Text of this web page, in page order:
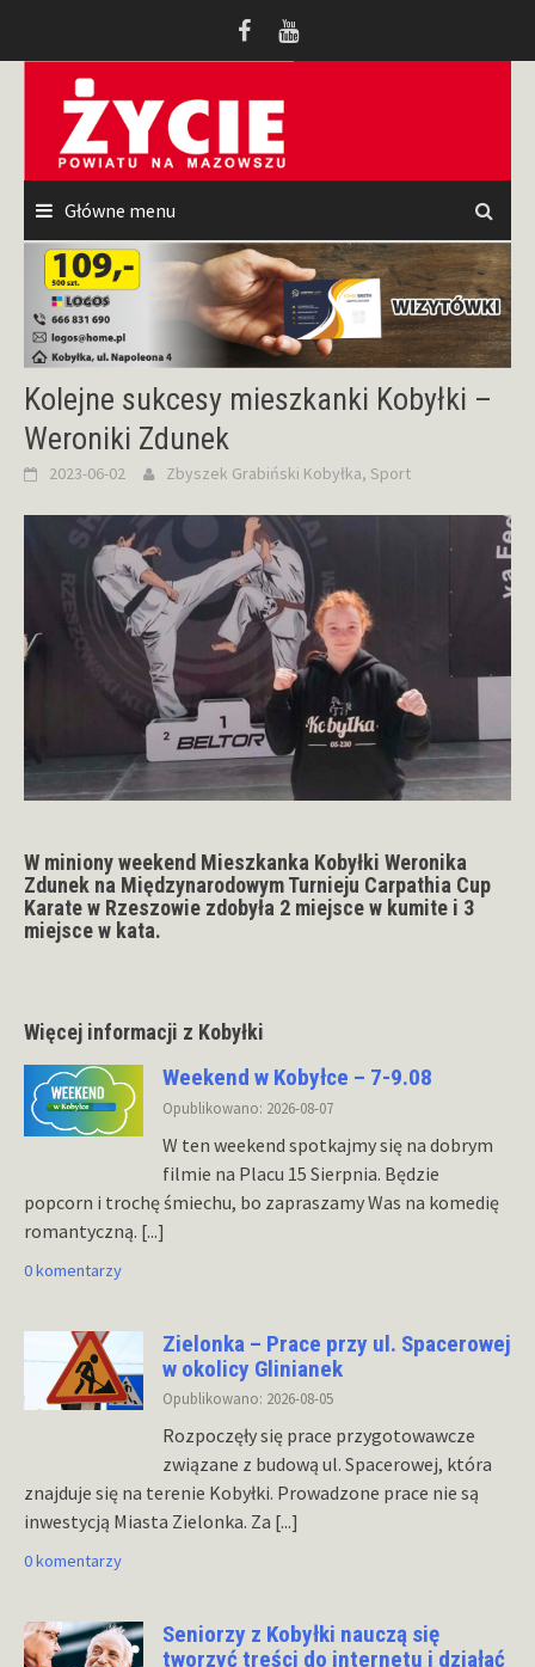
Główne menu
Kolejne sukcesy mieszkanki Kobyłki –
Weroniki Zdunek
2023-06-02 Zbyszek Grabiński Kobyłka, Sport
W miniony weekend Mieszkanka Kobyłki Weronika
Zdunek na Międzynarodowym Turnieju Carpathia Cup
Karate w Rzeszowie zdobyła 2 miejsce w kumite i 3
miejsce w kata.
Więcej informacji z Kobyłki
Weekend w Kobyłce – 7-9.08
Opublikowano: 2026-08-07
W ten weekend spotkajmy się na dobrym
filmie na Placu 15 Sierpnia. Będzie
popcorn i trochę śmiechu, bo zapraszamy Was na komedię
romantyczną. [...]
0 komentarzy
Zielonka – Prace przy ul. Spacerowej
w okolicy Glinianek
Opublikowano: 2026-08-05
Rozpoczęły się prace przygotowawcze
związane z budową ul. Spacerowej, która
znajduje się na terenie Kobyłki. Prowadzone prace nie są
inwestycją Miasta Zielonka. Za [...]
0 komentarzy
Seniorzy z Kobyłki nauczą się
tworzyć treści do internetu i działać